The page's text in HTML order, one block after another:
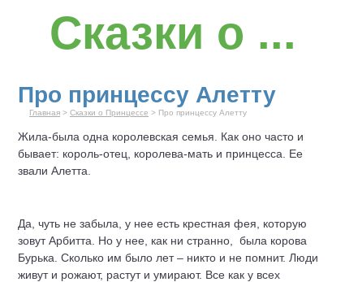
Сказки о ...
Про принцессу Алетту
Главная > Сказки о Принцессе > Про принцессу Алетту
Жила-была одна королевская семья. Как оно часто и
бывает: король-отец, королева-мать и принцесса . Ее
звали Алетта.
Да, чуть не забыла, у нее есть крестная фея, которую
зовут Арбитта. Но у нее, как ни странно, была корова
Бурька. Сколько им было лет – никто и не помнит. Люди
живут и рожают, растут и умирают. Все как у всех